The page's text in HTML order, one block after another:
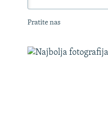
Pratite nas